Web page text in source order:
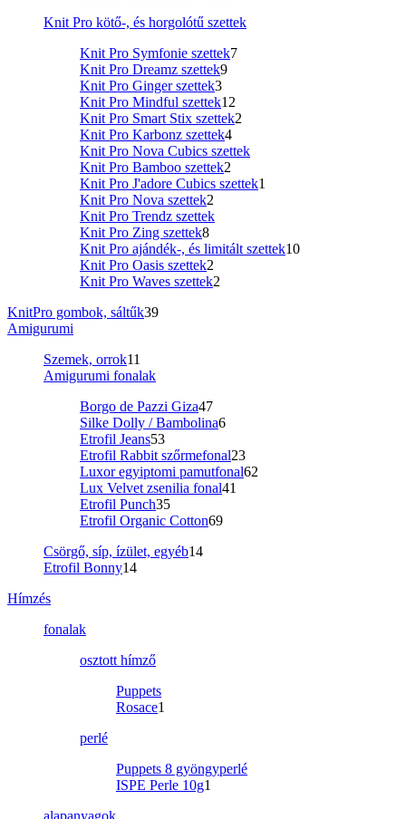
Knit Pro kötő-, és horgolótű szettek
Knit Pro Symfonie szettek7
Knit Pro Dreamz szettek9
Knit Pro Ginger szettek3
Knit Pro Mindful szettek12
Knit Pro Smart Stix szettek2
Knit Pro Karbonz szettek4
Knit Pro Nova Cubics szettek
Knit Pro Bamboo szettek2
Knit Pro J'adore Cubics szettek1
Knit Pro Nova szettek2
Knit Pro Trendz szettek
Knit Pro Zing szettek8
Knit Pro ajándék-, és limitált szettek10
Knit Pro Oasis szettek2
Knit Pro Waves szettek2
KnitPro gombok, sáltűk39
Amigurumi
Szemek, orrok11
Amigurumi fonalak
Borgo de Pazzi Giza47
Silke Dolly / Bambolina6
Etrofil Jeans53
Etrofil Rabbit szőrmefonal23
Luxor egyiptomi pamutfonal62
Lux Velvet zsenilia fonal41
Etrofil Punch35
Etrofil Organic Cotton69
Csörgő, síp, ízület, egyéb14
Etrofil Bonny14
Hímzés
fonalak
osztott hímző
Puppets
Rosace1
perlé
Puppets 8 gyöngyperlé
ISPE Perle 10g1
alapanyagok